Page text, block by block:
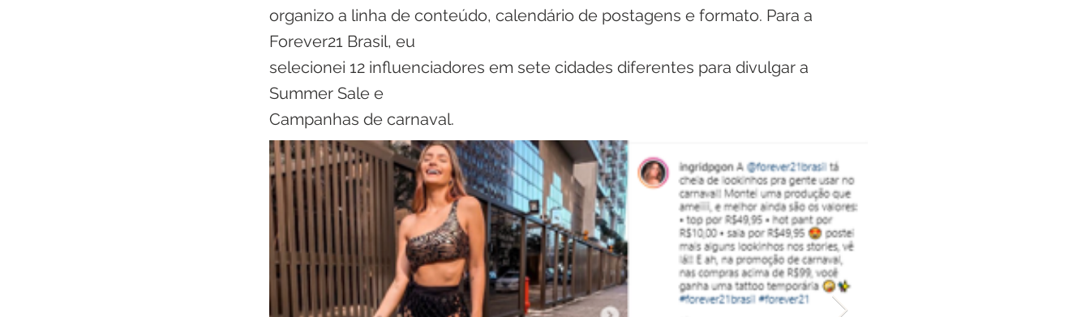
organizo a linha de conteúdo, calendário de postagens e formato. Para a
Forever21 Brasil, eu
selecionei 12 influenciadores em sete cidades diferentes para divulgar a
Summer Sale e
Campanhas de carnaval.